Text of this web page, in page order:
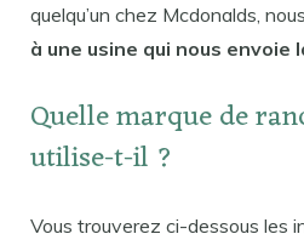
quelqu’un chez Mcdonalds,
à une usine qui nous envoie
Quelle marque de
utilise-t-il ?
Vous trouverez ci-dessous les